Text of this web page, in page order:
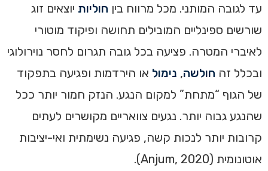
עד לגובה המותני. מכל מרווח בין חוליות יוצאים זוג
שורשים ספינליים המובילים תחושה ופיקוד מוטורי
לאיברי המטרה. פציעה בכל גובה תגרום לחסר נוירולוגי
ובכלל זה חולשה, נימול או הירדמות ופגיעה בתפקוד
של הגוף “מתחת” למקום הנגע. הנזק חמור יותר ככל
שהנגע גבוה יותר. נגעים צוואריים מקושרים לעתים
קרובות יותר לנכות קשה, פגיעה נשימתית ואי-יציבות
אוטונומית (Anjum, 2020).